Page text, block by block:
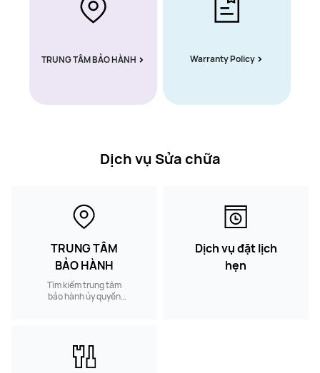
TRUNG TÂM BẢO HÀNH Warranty Policy
Dịch vụ Sửa chữa
TRUNG TÂM
BẢO HÀNH
Tìm kiếm trung tâm
bảo hành ủy quyền
Dịch vụ đặt lịch
hẹn